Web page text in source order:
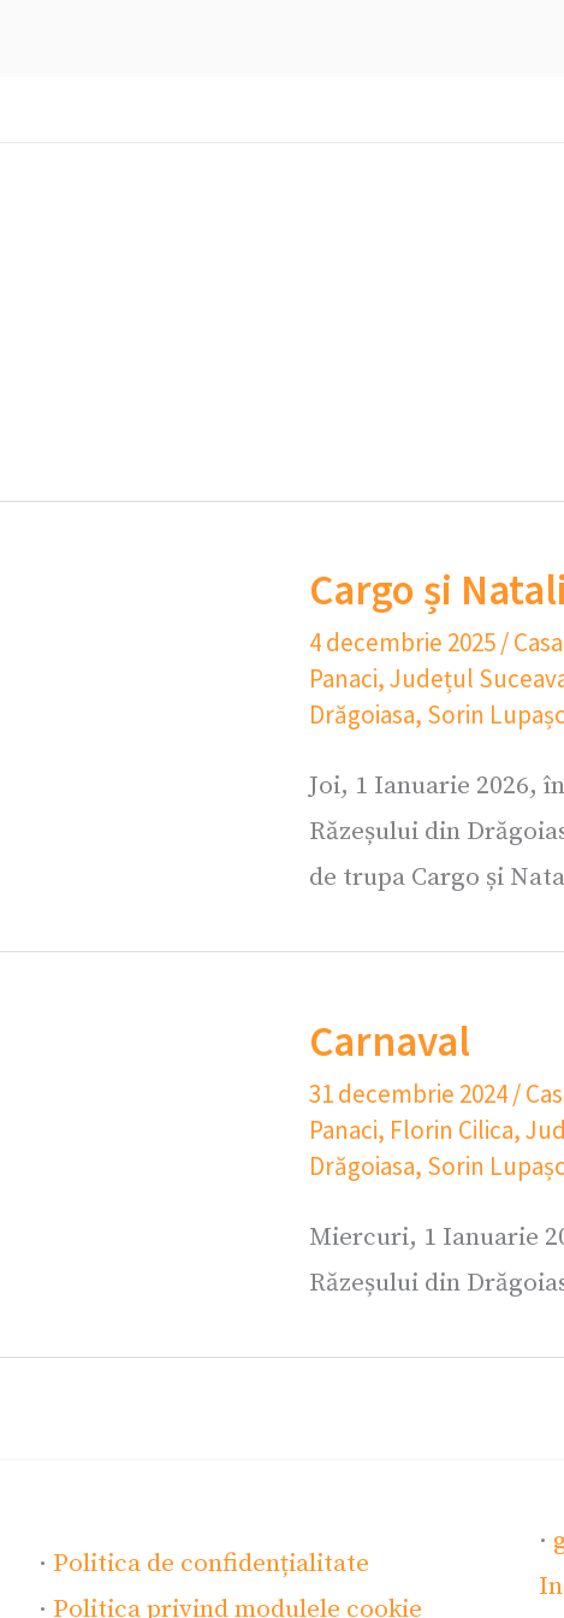
Cargo și
4 decembrie 2025/
Panaci,Județul
Drăgoiasa, Sorin
Joi, 1 Ianuarie 2026,
Răzeșului din
de trupa Cargo și
Carnaval
31 decembrie 2024/
Panaci, Florin Cilica,
Drăgoiasa, Sorin
Miercuri, 1 Ianuarie
Răzeșului din
· Politica de confidențialitate
· Politica privind modulele cookie
·